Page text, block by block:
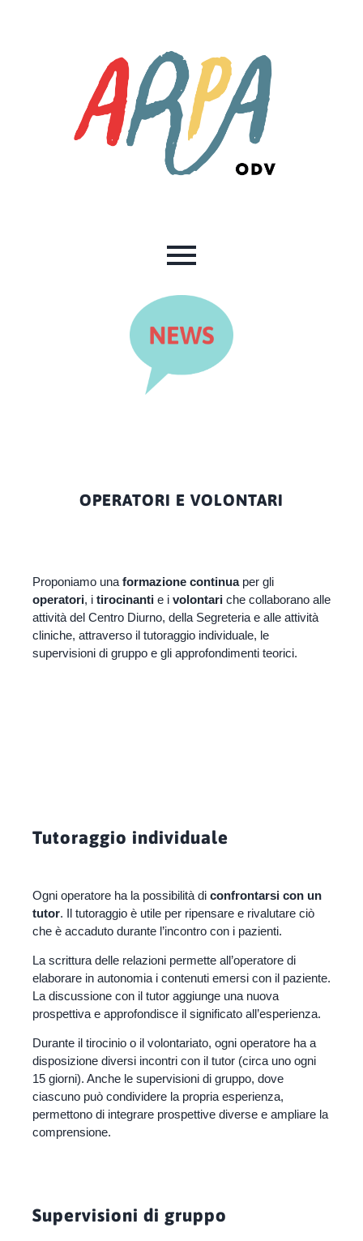
OPERATORI E VOLONTARI
Proponiamo una formazione continuaper gli
operatori, i tirocinanti e i volontari che collaborano alle
attività del Centro Diurno, della Segreteria e alle attività
cliniche, attraverso il tutoraggio individuale, le
supervisioni di gruppo e gli approfondimenti teorici.
Tutoraggio individuale
Ogni operatore ha la possibilità di confrontarsi con un
tutor. Il tutoraggio è utile per ripensare e rivalutare ciò
che è accaduto durante l’incontro con i pazienti.
La scrittura delle relazioni permette all’operatore di
elaborare in autonomia i contenuti emersi con il paziente.
La discussione con il tutor aggiunge una nuova
prospettiva e approfondisce il significato all’esperienza.
Durante il tirocinio o il volontariato, ogni operatore ha a
disposizione diversi incontri con il tutor (circa uno ogni
15 giorni). Anche le supervisioni di gruppo, dove
ciascuno può condividere la propria esperienza,
permettono di integrare prospettive diverse e ampliare la
comprensione.
Supervisioni di gruppo